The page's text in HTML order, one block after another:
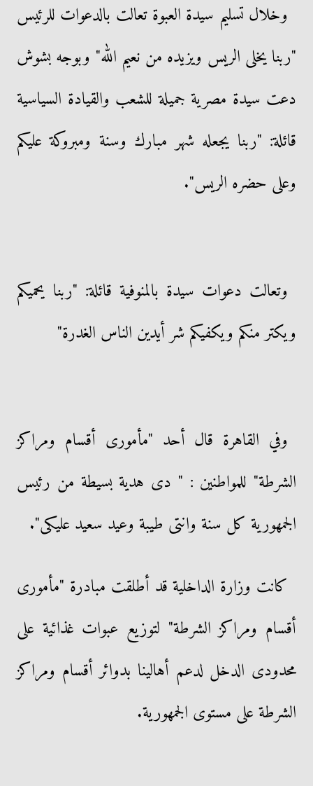
وخلال تسليم سيدة العبوة تعالت بالدعوات للرئيس
"ربنا يخلى الريس ويزيده من نعيم الله" وبوجه بشوش
دعت سيدة مصرية جميلة للشعب والقيادة السياسية
قائلة: "ربنا يجعله شهر مبارك وسنة ومبروكة عليكم
وعلى حضره الريس".
وتعالت دعوات سيدة بالمنوفية قائلة: "ربنا يحميكم
ويكتر منكم ويكفيكم شر أيدين الناس الغدرة"
وفي القاهرة قال أحد "مأمورى أقسام ومراكز
الشرطة" للمواطنين : " دى هدية بسيطة من رئيس
الجمهورية كل سنة وانتى طيبة وعيد سعيد عليكى".
كانت وزارة الداخلية قد أطلقت مبادرة "مأمورى
أقسام ومراكز الشرطة" لتوزيع عبوات غذائية على
محدودى الدخل لدعم أهالينا بدوائر أقسام ومراكز
الشرطة على مستوى الجمهورية.